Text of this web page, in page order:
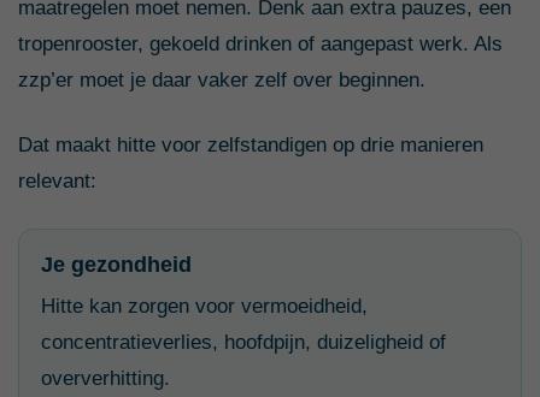
maatregelen moet nemen. Denk aan extra pauzes, een
tropenrooster, gekoeld drinken of aangepast werk. Als
zzp’er moet je daar vaker zelf over beginnen.
Dat maakt hitte voor zelfstandigen op drie manieren
relevant:
Je gezondheid
Hitte kan zorgen voor vermoeidheid,
concentratieverlies, hoofdpijn, duizeligheid of
oververhitting.